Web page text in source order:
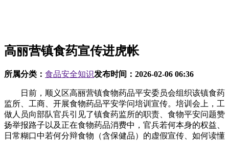
高丽营镇食药宣传进虎帐
所属分类： 食品安全知识发布时间： 2026-02-06 06:36
日前，顺义区高丽营镇食物药品平安委员会组织该镇食药
监所、工商、开展食物药品平安学问培训宣传。培训会上，工
做人员向部队官兵引见了镇食药监所的职责、食物平安问题赞
扬举报路子以及正在食物药品消费中，官兵若何本身的权益、
日常糊口中若何分辩食物（含保健品）的虚假宣传、如何读懂